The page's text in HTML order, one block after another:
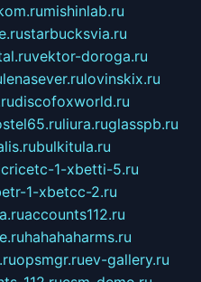
mishinlab.ru
starbucksvia.ru
vektor-doroga.ru
lenasever.rulovinskix.ru
discofoxworld.ru
liura.ruglasspb.ru
bulkitula.ru
1-xbetti-5.ru
1-xbetcc-2.ru
accounts112.ru
hahahaharms.ru
opsmgr.ruev-gallery.ru